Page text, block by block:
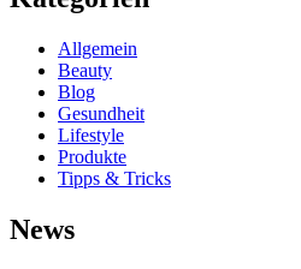
Allgemein
Beauty
Blog
Gesundheit
Lifestyle
Produkte
Tipps & Tricks
News